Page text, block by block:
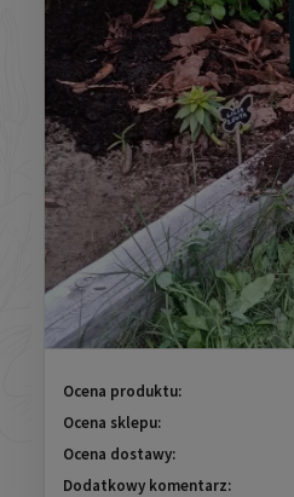
Ocena produktu:
Ocena sklepu:
Ocena dostawy:
Dodatkowy komentarz: